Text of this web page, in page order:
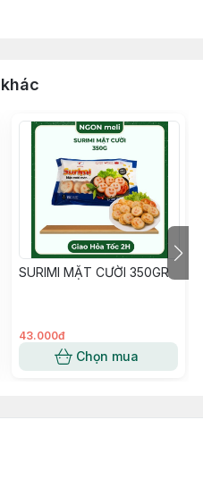
SURIMI MẶT CƯỜI 350GR
43.000đ
Chọn mua